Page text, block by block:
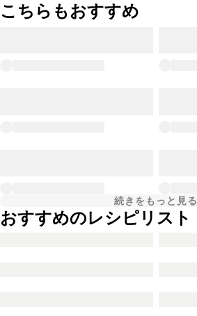
こちらもおすすめ
続きをもっと見る
おすすめのレシピリスト